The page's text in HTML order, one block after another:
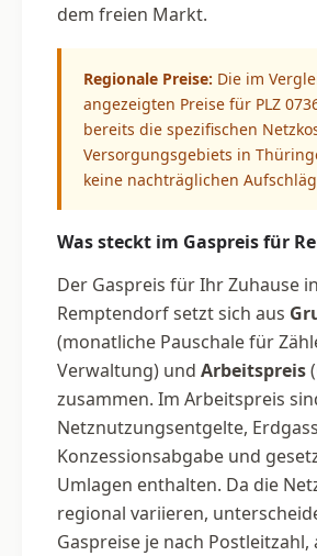
dem freien Markt.
Regionale Preise: Die im
angezeigten Preise für PLZ
bereits die spezifischen
Versorgungsgebiets in
keine nachträglichen
Was steckt im Gaspreis für
Der Gaspreis für Ihr Zuhause in
Remptendorf setzt sich aus
(monatliche Pauschale für
Verwaltung) und Arbeitspreis
zusammen. Im Arbeitspreis
Netznutzungsentgelte,
Konzessionsabgabe und
Umlagen enthalten. Da die
regional variieren,
Gaspreise je nach Postleitzahl,